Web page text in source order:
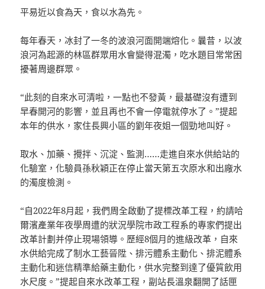
平易近以食為天，食以水為先。
每年春天，冰封了一冬的波浪河面開端熔化。曩昔，以波
浪河為起源的林區群眾用水會變得混濁，吃水題目常常困
擾著周邊群眾。
“此刻的自來水可清啦，一點也不發黃，最基礎沒有遭到
早春開河的影響，並且再也不會一停電就停水了。”提起
本年的供水，家住長興小區的劉年夜姐一個勁地叫好。
取水、加藥、攪拌、沉淀、監測……走進自來水供給站的
化驗室，化驗員孫秋穎正在停止當天第五次原水和出廠水
的濁度檢測。
“自2022年8月起，我們周全啟動了提標改革工程，約請哈
爾濱產業年夜學周遭的狀況學院市政工程系的專家們提出
改革計劃并停止現場領導。歷經8個月的進級改革，自來
水供給完成了制水工藝晉陞、排污體系主動化、排泥體系
主動化和迷信精準給藥主動化，供水完整到達了優質飲用
水尺度。”提起自來水改革工程，副站長溫泉翻開了話匣